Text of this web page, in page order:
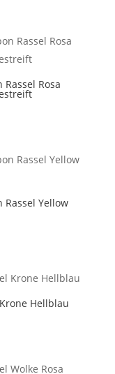
Rassel Rosa
Rassel Yellow
Hellblau